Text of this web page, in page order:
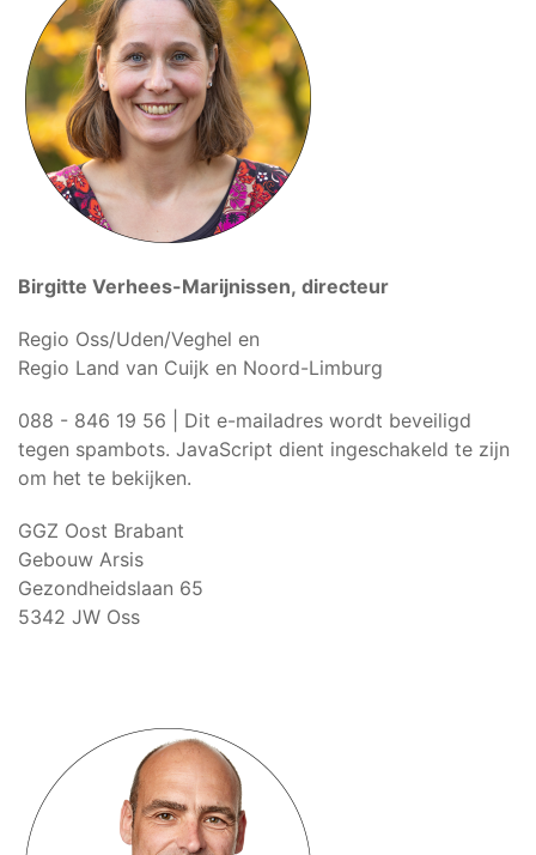
Birgitte Verhees-Marijnissen, directeur
Regio Oss/Uden/Veghel en
Regio Land van Cuijk en Noord-Limburg
088 - 846 19 56 | Dit e-mailadres wordt beveiligd
tegen spambots. JavaScript dient ingeschakeld te zijn
om het te bekijken.
GGZ Oost Brabant
Gebouw Arsis
Gezondheidslaan 65
5342 JW Oss